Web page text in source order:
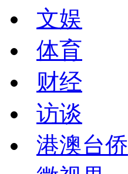
文娱
体育
财经
访谈
港澳台侨